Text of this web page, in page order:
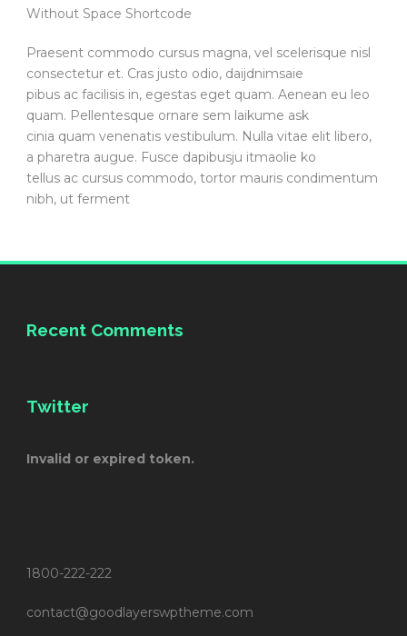
Without Space Shortcode
Praesent commodo cursus magna, vel scelerisque nisl
consectetur et. Cras justo odio, daijdnimsaie
pibus ac facilisis in, egestas eget quam. Aenean eu leo
quam. Pellentesque ornare sem laikume ask
cinia quam venenatis vestibulum. Nulla vitae elit libero,
a pharetra augue. Fusce dapibusju itmaolie ko
tellus ac cursus commodo, tortor mauris condimentum
nibh, ut ferment
Recent Comments
Twitter
Invalid or expired token.
1800-222-222
contact@goodlayerswptheme.com